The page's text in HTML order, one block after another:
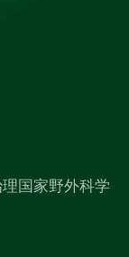
国家野外科学